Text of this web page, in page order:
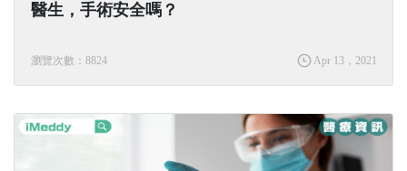
醫生，手術安全嗎？
瀏覽次數：8824 Apr 13，2021